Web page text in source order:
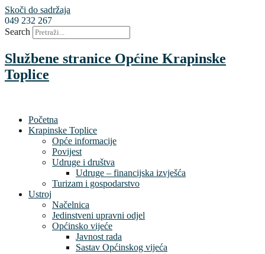
Skoči do sadržaja
049 232 267
Search
Službene stranice Općine Krapinske
Toplice
Početna
Krapinske Toplice
Opće informacije
Povijest
Udruge i društva
Udruge – financijska izvješća
Turizam i gospodarstvo
Ustroj
Načelnica
Jedinstveni upravni odjel
Općinsko vijeće
Javnost rada
Sastav Općinskog vijeća